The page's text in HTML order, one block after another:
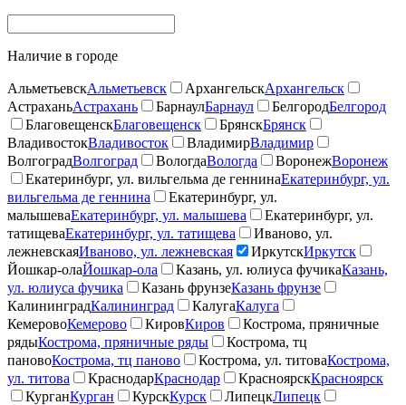
Наличие в городе
АльметьевскАльметьевск АрхангельскАрхангельск
АстраханьАстрахань БарнаулБарнаул БелгородБелгород
БлаговещенскБлаговещенск БрянскБрянск
ВладивостокВладивосток ВладимирВладимир
ВолгоградВолгоград ВологдаВологда ВоронежВоронеж
Екатеринбург, ул. вильгельма де геннинаЕкатеринбург, ул.
вильгельма де геннина
Екатеринбург, ул.
малышеваЕкатеринбург, ул. малышева
Екатеринбург, ул.
татищеваЕкатеринбург, ул. татищева
Иваново, ул.
лежневскаяИваново, ул. лежневская ИркутскИркутск
Йошкар-олаЙошкар-ола Казань, ул. юлиуса фучикаКазань,
ул. юлиуса фучика
Казань фрунзеКазань фрунзе
КалининградКалининград КалугаКалуга
КемеровоКемерово КировКиров
Кострома, пряничные
рядыКострома, пряничные ряды
Кострома, тц
пановоКострома, тц паново Кострома, ул. титоваКострома,
ул. титова
КраснодарКраснодар КрасноярскКрасноярск
КурганКурган КурскКурск ЛипецкЛипецк